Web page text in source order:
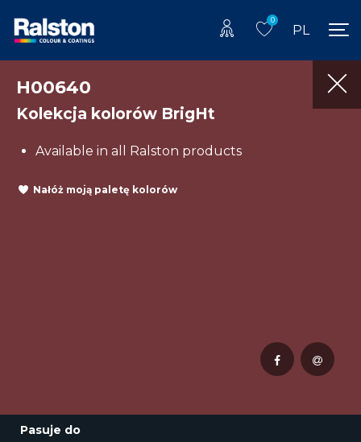
0
PL
H00640
Kolekcja kolorów BrigHt
Available in all Ralston products
Nałóż moją paletę kolorów
Pasuje do